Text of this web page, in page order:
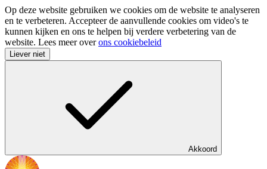
Op deze website gebruiken we cookies om de website te analyseren
en te verbeteren. Accepteer de aanvullende cookies om video's te
kunnen kijken en ons te helpen bij verdere verbetering van de
website. Lees meer overons cookiebeleid
Liever niet
Akkoord